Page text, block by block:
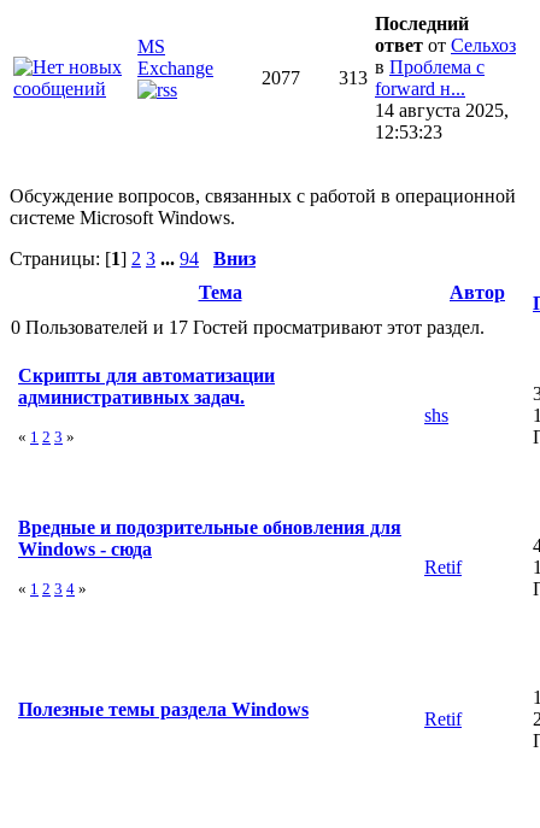
MS
Exchange
2077 313
Последний
ответ от Сельхоз
в Проблема с
forward н...
14 августа 2025,
12:53:23
Обсуждение вопросов, связанных с работой в операционной
системе Microsoft Windows.
Страницы: [1] 2 3 ... 94
Вниз
Тема
Автор
0 Пользователей и 17 Гостей просматривают этот раздел.
Скрипты для автоматизации
административных задач.
« 1 2 3 »
shs
Вредные и подозрительные обновления для
Windows - сюда
« 1 2 3 4 »
Retif
Полезные темы раздела Windows Retif